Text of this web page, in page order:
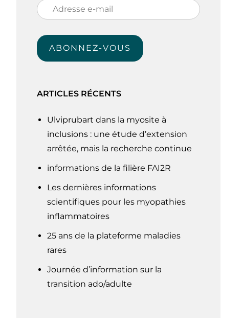
Adresse
e-
mail
ABONNEZ-VOUS
ARTICLES RÉCENTS
Ulviprubart dans la myosite à
inclusions : une étude d’extension
arrêtée, mais la recherche continue
informations de la filière FAI2R
Les dernières informations
scientifiques pour les myopathies
inflammatoires
25 ans de la plateforme maladies
rares
Journée d’information sur la
transition ado/adulte